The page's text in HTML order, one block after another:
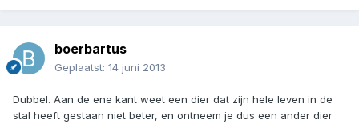
boerbartus
Geplaatst: 14 juni 2013
Dubbel. Aan de ene kant weet een dier dat zijn hele leven in de
stal heeft gestaan niet beter, en ontneem je dus een ander dier